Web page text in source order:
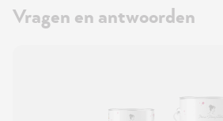
Vragen en antwoorden